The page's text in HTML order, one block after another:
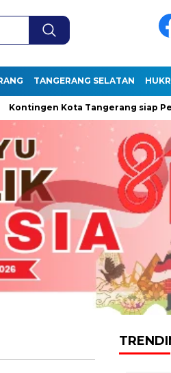
TANGERANG SELATAN
Kota Tangerang siap